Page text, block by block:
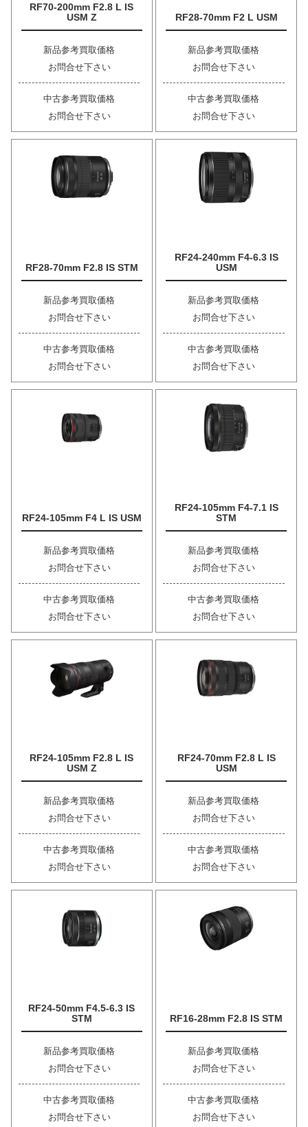
RF70-200mm F2.8 L IS
USM Z
新品参考買取価格
お問合せ下さい
中古参考買取価格
お問合せ下さい
RF28-70mm F2 L USM
新品参考買取価格
お問合せ下さい
中古参考買取価格
お問合せ下さい
RF28-70mm F2.8 IS STM
新品参考買取価格
お問合せ下さい
中古参考買取価格
お問合せ下さい
RF24-240mm F4-6.3 IS
USM
新品参考買取価格
お問合せ下さい
中古参考買取価格
お問合せ下さい
RF24-105mm F4 L IS USM
新品参考買取価格
お問合せ下さい
中古参考買取価格
お問合せ下さい
RF24-105mm F4-7.1 IS
STM
新品参考買取価格
お問合せ下さい
中古参考買取価格
お問合せ下さい
RF24-105mm F2.8 L IS
USM Z
新品参考買取価格
お問合せ下さい
中古参考買取価格
お問合せ下さい
RF24-70mm F2.8 L IS
USM
新品参考買取価格
お問合せ下さい
中古参考買取価格
お問合せ下さい
RF24-50mm F4.5-6.3 IS
STM
新品参考買取価格
お問合せ下さい
中古参考買取価格
お問合せ下さい
RF16-28mm F2.8 IS STM
新品参考買取価格
お問合せ下さい
中古参考買取価格
お問合せ下さい